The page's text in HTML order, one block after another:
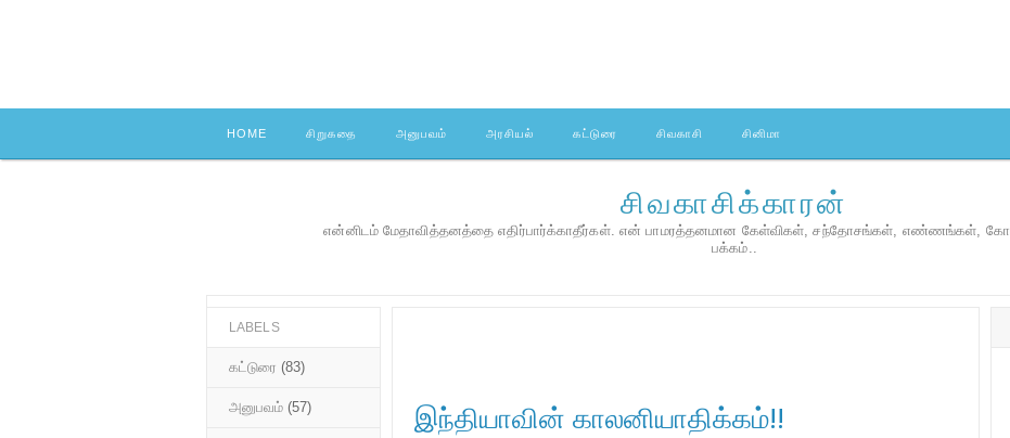
HOME சிறுகதை அனுபவம் அரசியல் கட்டுரை சிவகாசி சினிமா
சிவகாசிக்காரன்
என்னிடம் மேதாவித்தனத்தை எதிர்பார்க்காதீர்கள். என் பாமரத்தனமான கேள்விகள், சந்தோசங்கள், எண்ணங்கள்,
பக்கம்..
இந்தியாவின் காலனியாதிக்கம்!!
LABELS
கட்டுரை (83)
அனுபவம் (57)